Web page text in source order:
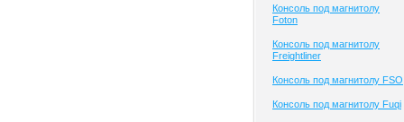
Консоль под магнитолу
Foton
Консоль под магнитолу
Freightliner
Консоль под магнитолу FSO
Консоль под магнитолу Fuqi